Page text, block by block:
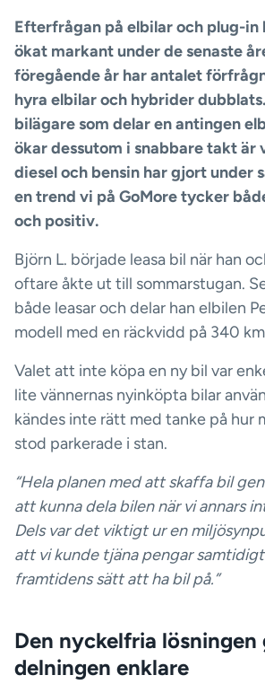
Efterfrågan på elbilar och plug-in
ökat markant under de senaste
föregående år har antalet
hyra elbilar och hybrider
bilägare som delar en antingen
ökar dessutom i snabbare takt är
diesel och bensin har gjort under
en trend vi på GoMore tycker
och positiv.
Björn L. började leasa bil när han
oftare åkte ut till sommarstugan.
både leasar och delar han elbilen
modell med en räckvidd på 340
Valet att inte köpa en ny bil var
lite vännernas nyinköpta bilar
kändes inte rätt med tanke på hur
stod parkerade i stan.
“Hela planen med att skaffa bil
att kunna dela bilen när vi annars
Dels var det viktigt ur en
att vi kunde tjäna pengar
framtidens sätt att ha bil på.”
Den nyckelfria lösningen
delningen enklare